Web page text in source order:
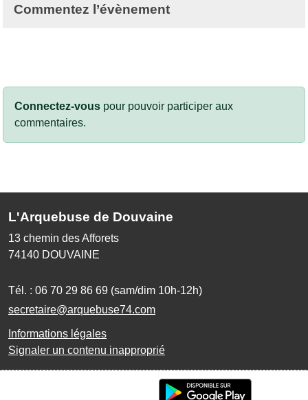
Commentez l’évènement
Connectez-vous pour pouvoir participer aux
commentaires.
L'Arquebuse de Douvaine
13 chemin des Afforets
74140 DOUVAINE
Tél. : 06 70 29 86 69 (sam/dim 10h-12h)
secretaire@arquebuse74.com
Informations légales
Signaler un contenu inapproprié